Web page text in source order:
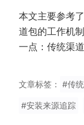
本文主要参考
道包的工作机
一点：传统渠
文章标签：
#安装来源追踪